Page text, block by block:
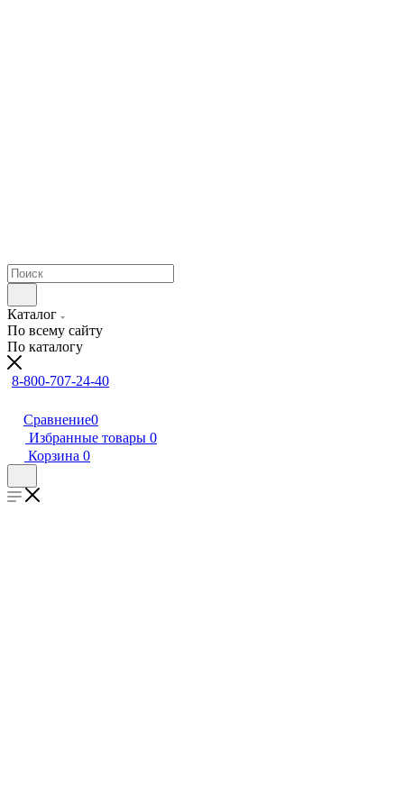
Каталог
По всему сайту
По каталогу
8-800-707-24-40
Сравнение0
Избранные товары 0
Корзина 0